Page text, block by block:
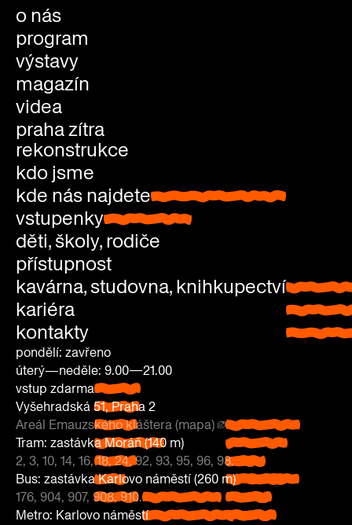
o nás
program
výstavy
magazín
videa
praha zítra
rekonstrukce
kdo jsme
kde nás najdetekde nás najdete
vstupenkyvstupenky
děti, školy, rodiče
přístupnost
kavárna, studovna, knihkupectví
kariéra
kontakty
pondělí: zavřeno
úterý—neděle: 9.00—21.00
vstup zdarmapondělí:
zavřeno
úterý—
neděle: 9.00
—21.00
vstup
zdarma
Vyšehradská 51, Praha 2
Areál Emauzského kláštera (mapa)
Vyšehradská
51, Praha 2
Areál
Emauzského
kláštera
(mapa)
Tram: zastávka Moráň (140 m)
2, 3, 10, 14, 16, 18, 24, 92, 93, 95, 96, 98.Tram:
zastávka
Moráň
(140 m)
Bus: zastávka Karlovo náměstí (260 m)
176, 904, 907, 908, 910.Bus: zastávka
Karlovo náměstí
Metro: Karlovo náměstí